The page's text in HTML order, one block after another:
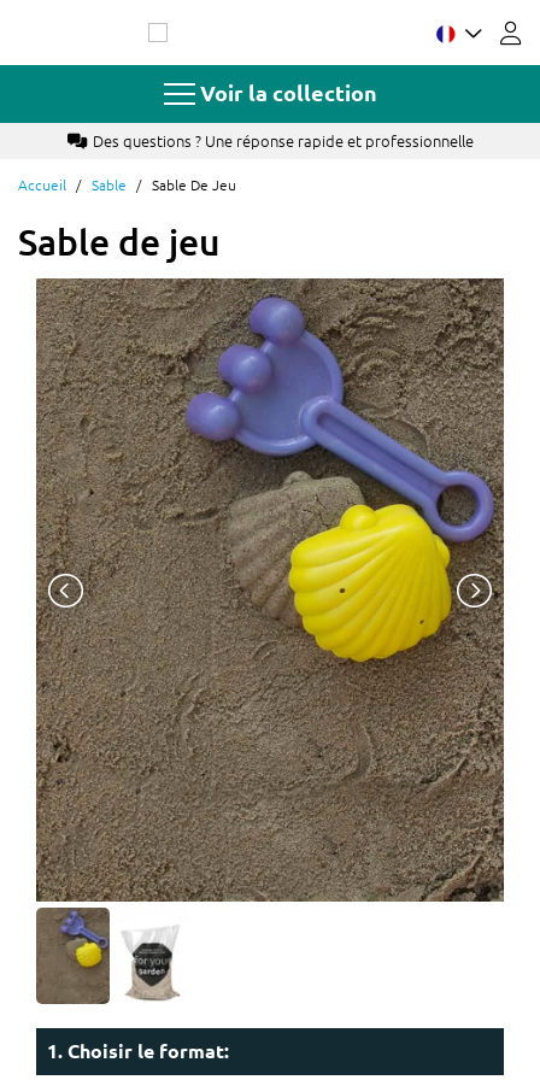
contenu
Voir la collection
Paiement rapide et sécurisé avec cartes
Accueil Sable Sable De Jeu
Sable de jeu
1. Choisir le format: